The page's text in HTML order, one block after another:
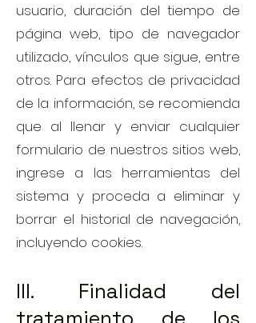
usuario, duración del tiempo de
página web, tipo de navegador
utilizado, vínculos que sigue, entre
otros. Para efectos de privacidad
de la información, se recomienda
que al llenar y enviar cualquier
formulario de nuestros sitios web,
ingrese a las herramientas del
sistema y proceda a eliminar y
borrar el historial de navegación,
incluyendo cookies.
III. Finalidad del